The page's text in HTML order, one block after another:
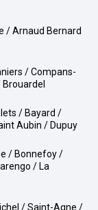
Aubin / Dupuy
/ La